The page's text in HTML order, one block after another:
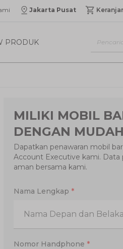
Jakarta Pusat
PRODUK
MILIKI MOBIL
DENGAN MUDAH
Dapatkan penawaran mobil
Account Executive kami. Data
aman bersama kami.
Nama Lengkap *
Nomor Handphone *